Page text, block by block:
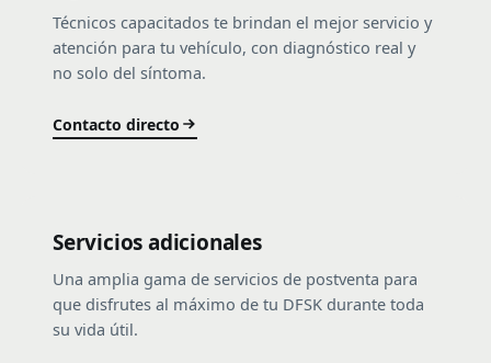
Técnicos capacitados te brindan el mejor servicio y
atención para tu vehículo, con diagnóstico real y
no solo del síntoma.
Contacto directo
Servicios adicionales
Una amplia gama de servicios de postventa para
que disfrutes al máximo de tu DFSK durante toda
su vida útil.